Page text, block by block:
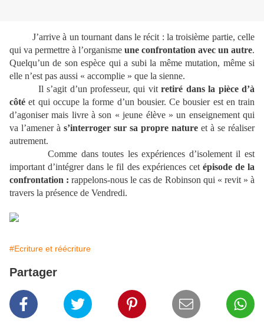
J’arrive à un tournant dans le récit : la troisième partie, celle
qui va permettre à l’organisme une confrontation avec un autre.
Quelqu’un de son espèce qui a subi la même mutation, même si
elle n’est pas aussi « accomplie » que la sienne.
Il s’agit d’un professeur, qui vitretiré dans la pièce d’à
côté et qui occupe la forme d’un bousier. Ce bousier est en train
d’agoniser mais livre à son « jeune élève » un enseignement qui
va l’amener à s’interroger sur sa propre nature et à se réaliser
autrement.
Comme dans toutes les expériences d’isolement il est
important d’intégrer dans le fil des expériences cet épisode de la
confrontation : rappelons-nous le cas de Robinson qui « revit » à
travers la présence de Vendredi.
#Ecriture et réécriture
Partager